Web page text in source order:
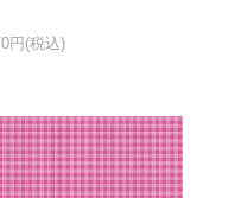
円(税込)